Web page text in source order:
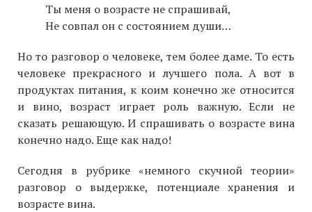
Ты меня о возрасте не спрашивай,
Не совпал он с состоянием души…
Но то разговор о человеке, тем более даме. То есть
человеке прекрасного и лучшего пола. А вот в
продуктах питания, к коим конечно же относится
и вино, возраст играет роль важную. Если не
сказать решающую. И спрашивать о возрасте вина
конечно надо. Еще как надо!
Сегодня в рубрике «немного скучной теории»
разговор о выдержке, потенциале хранения и
возрасте вина.